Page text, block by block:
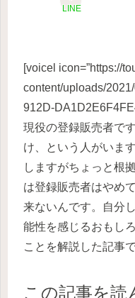
LINE
[voicel icon=”https://
content/uploads/
912D-
現役の登録販売者で
け、という人がいま
しますがちょっと根
は登録販売者はやめ
来ないんです。自分
能性を感じるおもし
ことを解説した記事
この記事を読